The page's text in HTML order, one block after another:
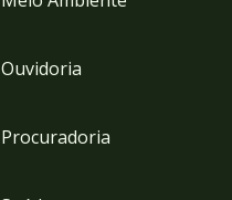
Ouvidoria
Procuradoria